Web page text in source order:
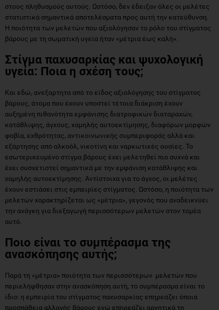
στους πληθυσμούς αυτούς. Ωστόσο, δεν έδειξαν όλες οι μελέτες
στατιστικά σημαντικά αποτελέσματα προς αυτή την κατεύθυνση.
Η ποιότητα των μελετών που αξιολόγησαν το ρόλο του στίγματος
βάρους με τη σωματική υγεία ήταν «μέτρια έως καλή».
Στίγμα παχυσαρκίας και ψυχολογική
υγεία: Ποια η σχέση τους;
Και εδώ, ανεξαρτητα από το είδος αξιολόγησης του στίγματος
βάρους, άτομα που έχουν υποστεί τέτοια διάκριση έχουν
αυξημένη πιθανότητα εμφάνισης διατροφικών διαταραχών,
κατάθλιψης, άγχους, χαμηλής αυτοεκτίμησης, διαφόρων μορφών
φοβία, εχθρότητας, αντικοινωνικής συμπεριφοράς αλλά και
εξάρτησης από αλκοόλ, νικοτίνη και ναρκωτικές ουσίες. Το
εσωτερικευμένο στίγμα βάρους έχει μελετηθεί πιο συχνά και
έχει συσχετιστεί σημαντικά με την εμφάνιση κατάθλιψης και
χαμηλής αυτοεκτίμησης. Αντίστοιχα για το άγχος, οι μελέτες
έχουν εστιάσει στις εμπειρίες στίγματος. Ωστόσο, η ποιότητα των
μελετών χαρακτηρίζεται ως «μέτρια», γεγονός που αναδεικνύει
την ανάγκη για διεξαγωγή περισσότερων μελετών στον τομέα
αυτό.
Ποιο είναι το συμπέρασμα της
ανασκόπησης αυτής;
Παρά τη «μέτρια» ποιότητα των περισσότερων μελετών που
περιελήφθησαν στην ανασκόπηση αυτή, το συμπέρασμα είναι το
ίδιο: η εμπειρία του στίγματος παχυσαρκίας επηρεάζει όποια
προσπάθεια αλλαγής βάρους ενώ επηρεάζει αρνητικά τη